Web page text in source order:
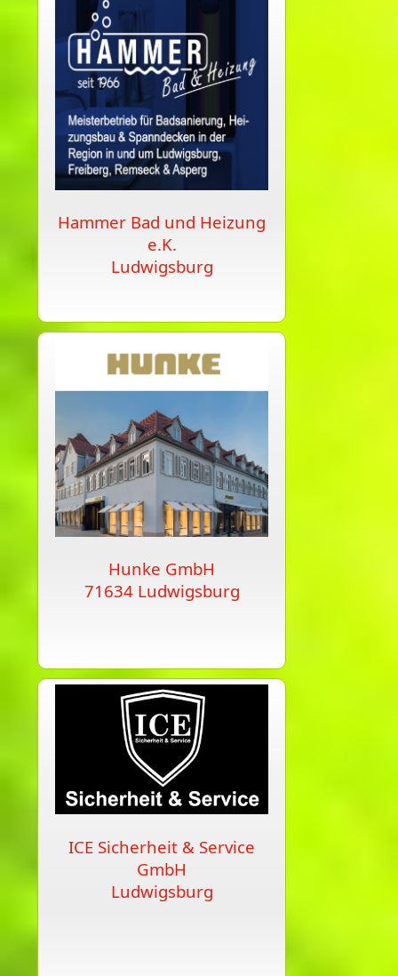
Hammer Bad und Heizung
e.K.
Ludwigsburg
Hunke GmbH
71634 Ludwigsburg
ICE Sicherheit & Service
GmbH
Ludwigsburg